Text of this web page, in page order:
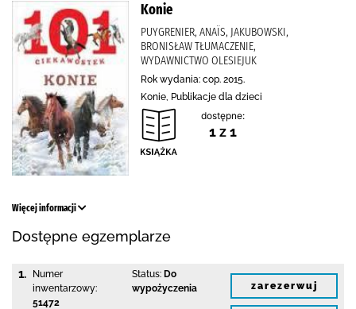
Konie
PUYGRENIER, ANAÏS, JAKUBOWSKI,
BRONISŁAW TŁUMACZENIE,
WYDAWNICTWO OLESIEJUK
Rok wydania: cop. 2015.
Konie, Publikacje dla dzieci
dostępne:
1 z 1
Więcej informacji
Dostępne egzemplarze
1.
Numer
inwentarzowy:
51472
Status: Do
wypożyczenia
zarezerwuj